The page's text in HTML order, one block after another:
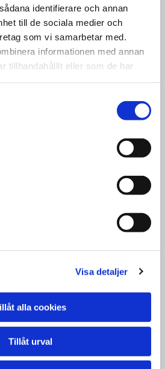
identifierare och annan
till de sociala medier och
som vi samarbetar med.
informationen med annan
tillhandahållit eller som de har
Visa detaljer
alla cookies
Tillåt urval
ge en helt ny dimension åt
varma mysiga känslan som
och tyg kan erbjuda.
Offert/pris
urval av vävar, enfärgade,
Offert/pris